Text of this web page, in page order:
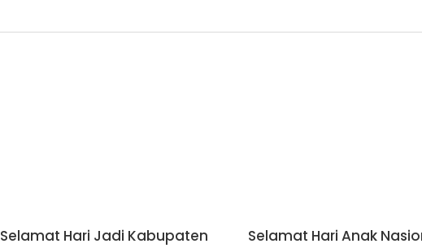
Selamat Hari Jadi Kabupaten
Selamat Hari Anak